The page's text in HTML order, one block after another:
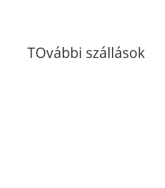
TOvábbi szállások